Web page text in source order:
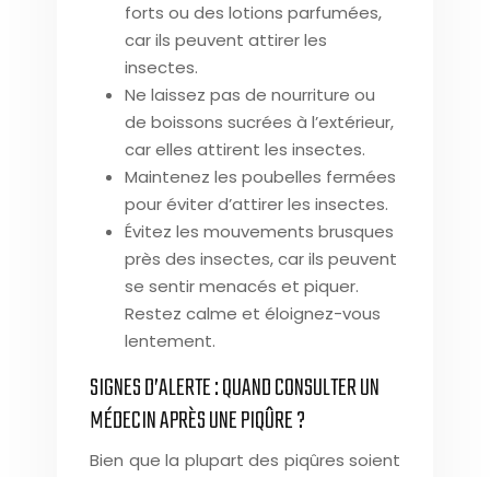
forts ou des lotions parfumées,
car ils peuvent attirer les
insectes.
Ne laissez pas de nourriture ou
de boissons sucrées à l’extérieur,
car elles attirent les insectes.
Maintenez les poubelles fermées
pour éviter d’attirer les insectes.
Évitez les mouvements brusques
près des insectes, car ils peuvent
se sentir menacés et piquer.
Restez calme et éloignez-vous
lentement.
SIGNES D’ALERTE : QUAND CONSULTER UN
MÉDECIN APRÈS UNE PIQÛRE ?
Bien que la plupart des piqûres soient